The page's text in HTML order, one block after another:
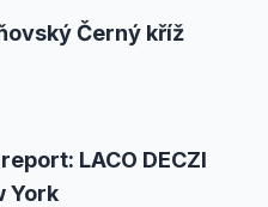
Černý kříž
LACO DECZI
York